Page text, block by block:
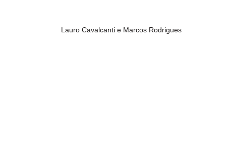
Lauro Cavalcanti e Marcos Rodrigues